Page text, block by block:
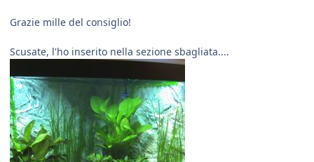
Grazie mille del consiglio!
Scusate, l'ho inserito nella sezione sbagliata....